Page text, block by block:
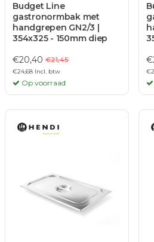
Budget Line
gastronormbak met
handgrepen GN2/3 |
354x325 - 150mm diep
€20,40 €21,45
€24,68 Incl. btw
Op voorraad